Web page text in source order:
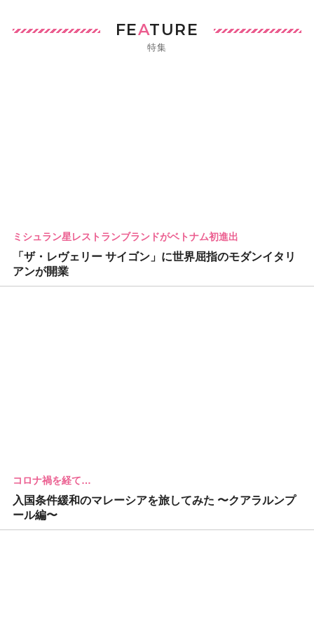
FEATURE
特集
ミシュラン星レストランブランドがベトナム初進出
「ザ・レヴェリー サイゴン」に世界屈指のモダンイタリ
アンが開業
コロナ禍を経て…
入国条件緩和のマレーシアを旅してみた 〜クアラルンプ
ール編〜